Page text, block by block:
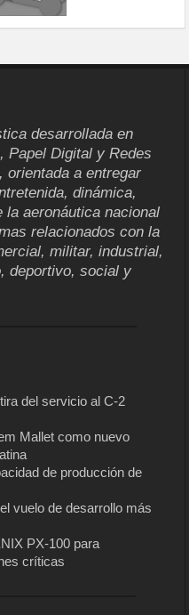
desarrollada en
Papel Digital y Redes
orientada a entregar
dinámica,
la aeronáutica nacional
relacionados con la
militar, industrial,
deportivo, social y
del servicio al C-2
Mallet como nuevo
de producción de
vuelo de desarrollo más
PX-100 para
críticas